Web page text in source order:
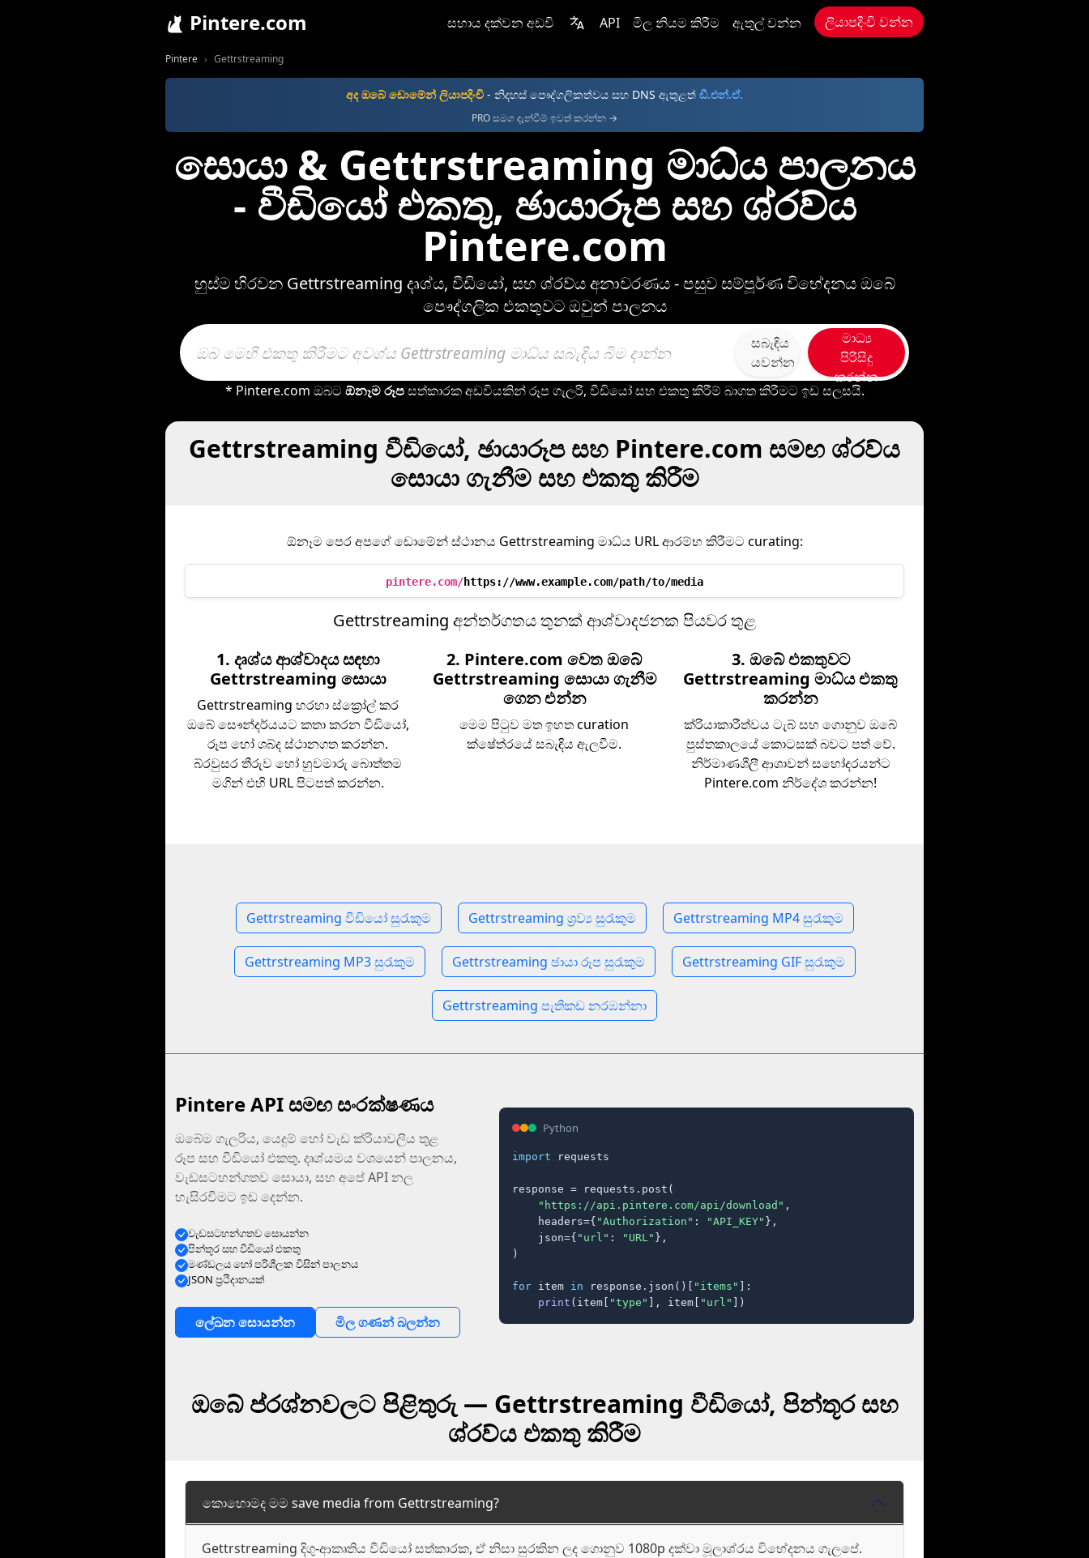
Pintere.com සහාය දක්වන අඩවි API මිල නියම කිරීම ඇතුල් වන්න ලියාපදිංචි වන්න
Pintere Gettrstreaming
අද ඔබේ ඩොමේන් ලියාපදිංචි - නිදහස් පෞද්ගලිකත්වය සහ DNS ඇතුළත් ඩී.එන්.ඒ.
PRO සමග දැන්වීම් ඉවත් කරන්න →
සොයා & Gettrstreaming මාධ්ය පාලනය
- වීඩියෝ එකතු, ඡායාරූප සහ ශ්රව්ය
Pintere.com
හුස්ම හිරවන Gettrstreaming දෘශ්ය, වීඩියෝ, සහ ශ්රව්ය අනාවරණය - පසුව සම්පූර්ණ විභේදනය ඔබේ
පෞද්ගලික එකතුවට ඔවුන් පාලනය
සබැඳිය
යවන්න
මාධ්‍ය
පිරිසිදු
කරන්න
* Pintere.com ඔබට ඕනෑම රූපසත්කාරක අඩවියකින් රූප ගැලරි, වීඩියෝ සහ එකතු කිරීම් බාගත කිරීමට ඉඩ සලසයි.
Gettrstreaming වීඩියෝ, ඡායාරූප සහ Pintere.com සමඟ ශ්රව්ය
සොයා ගැනීම සහ එකතු කිරීම
ඕනෑම පෙර අපගේ ඩොමේන් ස්ථානය Gettrstreaming මාධ්ය URL ආරම්භ කිරීමට curating:
pintere.com/https://www.example.com/path/to/media
Gettrstreaming අන්තර්ගතය තුනක් ආශ්වාදජනක පියවර තුළ
1. දෘශ්ය ආශ්වාදය සඳහා
Gettrstreaming සොයා
Gettrstreaming හරහා ස්ක්‍රෝල් කර
ඔබේ සෞන්දර්යයට කතා කරන වීඩියෝ,
රූප හෝ ශබ්ද ස්ථානගත කරන්න.
බ්රවුසර තීරුව හෝ හුවමාරු බොත්තම
මගින් එහි URL පිටපත් කරන්න.
2. Pintere.com වෙත ඔබේ
Gettrstreaming සොයා ගැනීම
ගෙන එන්න
මෙම පිටුව මත ඉහත curation
ක්ෂේත්රයේ සබැඳිය ඇලවීම.
3. ඔබේ එකතුවට
Gettrstreaming මාධ්ය එකතු
කරන්න
ක්රියාකාරීත්වය ටැබ් සහ ගොනුව ඔබේ
පුස්තකාලයේ කොටසක් බවට පත් වේ.
නිර්මාණශීලී ආශාවන් සහෝදරයන්ට
Pintere.com නිර්දේශ කරන්න!
Gettrstreaming වීඩියෝ සුරැකුම Gettrstreaming ශ්‍රව්‍ය සුරැකුම Gettrstreaming MP4 සුරැකුම
Gettrstreaming MP3 සුරැකුම Gettrstreaming ඡායා රූප සුරැකුම Gettrstreaming GIF සුරැකුම
Gettrstreaming පැතිකඩ නරඹන්නා
Pintere API සමඟ සංරක්ෂණය
ඔබේම ගැලරිය, යෙදුම් හෝ වැඩ ක්රියාවලිය තුළ
රූප සහ වීඩියෝ එකතු. දෘශ්යමය වශයෙන් පාලනය,
වැඩසටහන්ගතව සොයා, සහ අපේ API නල
හැසිරවීමට ඉඩ දෙන්න.
වැඩසටහන්ගතව සොයන්න
පින්තූර සහ වීඩියෝ එකතු
මණ්ඩලය හෝ පරිශීලක විසින් පාලනය
JSON ප්‍රථිදානයක්
ලේඛන සොයන්න මිල ගණන් බලන්න
Python
import requests
response = requests.post(
"https://api.pintere.com/api/download" ,
    headers={
"Authorization" : "API_KEY" },
    json={
"url" : "URL" },
)
for item in response.json()[ "items" ]:
print (item[ "type" ], item[ "url" ])
ඔබේ ප්රශ්නවලට පිළිතුරු — Gettrstreaming වීඩියෝ, පින්තූර සහ
ශ්රව්ය එකතු කිරීම
කොහොමද මම save media from Gettrstreaming?
Gettrstreaming දිගු-ආකෘතිය වීඩියෝ සත්කාරක, ඒ නිසා සුරකින ලද ගොනුව 1080p දක්වා මූලාශ්රය විභේදනය ගැලපේ.